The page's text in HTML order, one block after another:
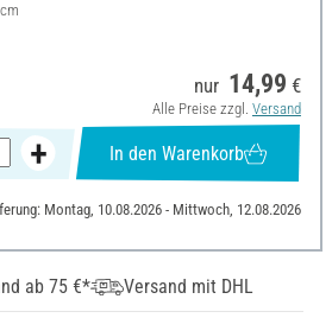
nur 14,99 €
Alle Preise zzgl. Versand
In den Warenkorb
Montag, 10.08.2026 - Mittwoch, 12.08.2026
ab 75 €*
Versand mit DHL